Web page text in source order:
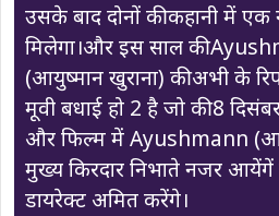
उसके बाद दोनों की कहानी में
मिलेगा।और इस साल की
(आयुष्मान खुराना) की अभी के
मूवी बधाई हो 2 है जो की 8
और फिल्‍म में Ayushmann
मुख्‍य किरदार निभाते नजर आयेंगें
डायरेक्ट अमित करेंगे।